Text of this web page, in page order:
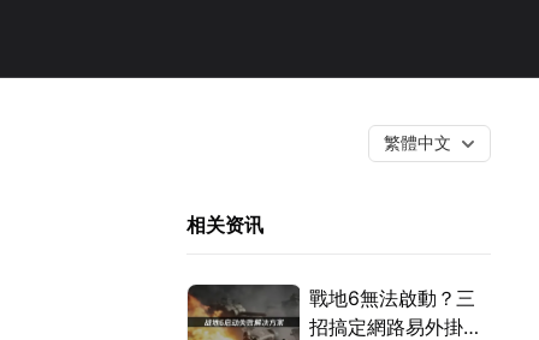
繁體中文
相关资讯
戰地6無法啟動？三
招搞定網路易外掛與